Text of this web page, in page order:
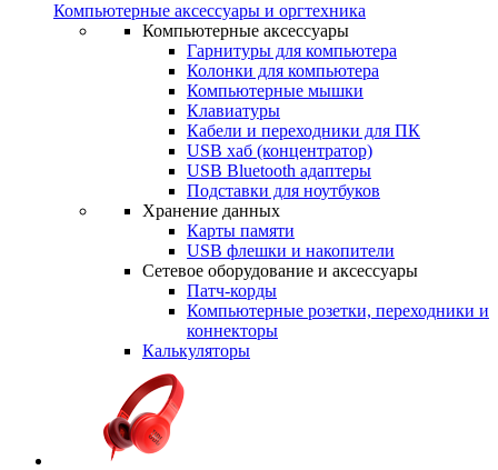
Компьютерные аксессуары и оргтехника
Компьютерные аксессуары
Гарнитуры для компьютера
Колонки для компьютера
Компьютерные мышки
Клавиатуры
Кабели и переходники для ПК
USB хаб (концентратор)
USB Bluetooth адаптеры
Подставки для ноутбуков
Хранение данных
Карты памяти
USB флешки и накопители
Сетевое оборудование и аксессуары
Патч-корды
Компьютерные розетки, переходники и
коннекторы
Калькуляторы